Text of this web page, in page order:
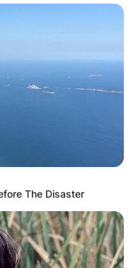
Хотели
The Disaster